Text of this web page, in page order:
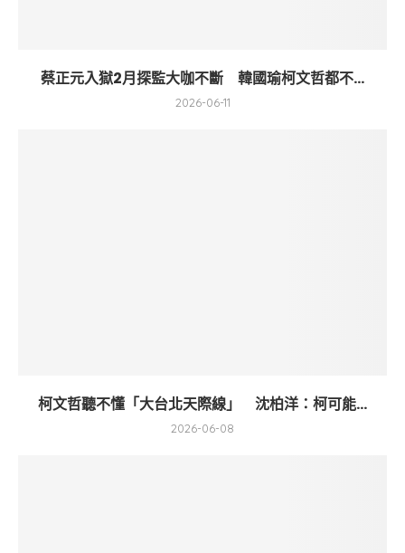
蔡正元入獄2月探監大咖不斷 韓國瑜柯文哲都不...
2026-06-11
柯文哲聽不懂「大台北天際線」 沈柏洋：柯可能...
2026-06-08